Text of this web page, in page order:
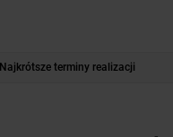
Najkrótsze terminy realizacji